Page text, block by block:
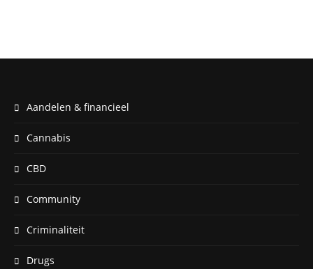
Aandelen & financieel
Cannabis
CBD
Community
Criminaliteit
Drugs